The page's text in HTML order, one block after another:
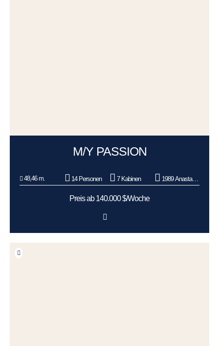
M/Y PASSION
48,46 m. 14 Personen 7 Kabinen 1989 Anastassiades & Tsortanides
Preis ab 140.000 $/Woche